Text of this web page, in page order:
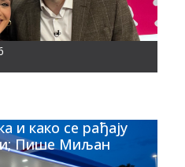
и како се рађају
Пише Миљан